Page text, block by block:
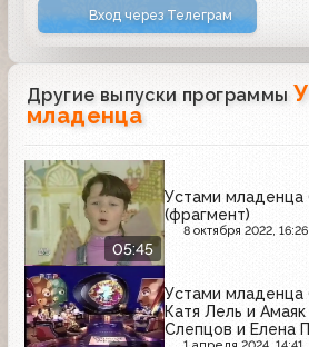
Вход через Телеграм
Другие выпуски программы
младенца
05:45
Устами младенца
(фрагмент)
8 октября 2022, 16:26
Устами младенца
Катя Лель и
Слепцов и Елена